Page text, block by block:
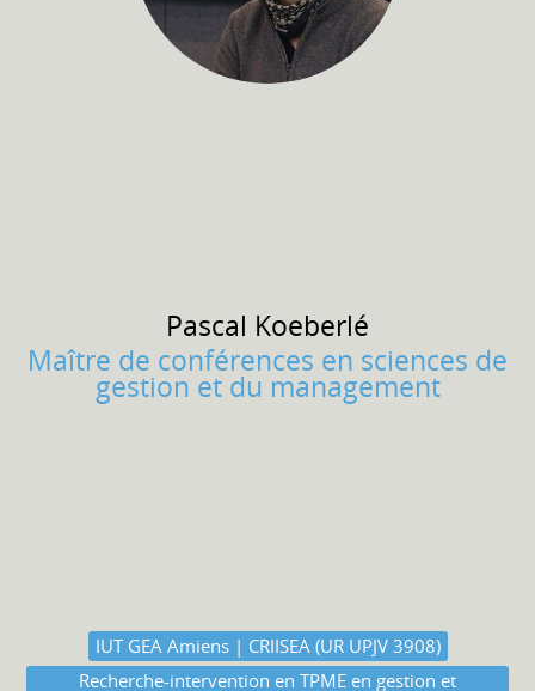
Pascal Koeberlé
Maître de conférences en sciences de
gestion et du management
IUT GEA Amiens | CRIISEA (UR UPJV 3908)
Recherche-intervention en TPME en gestion et